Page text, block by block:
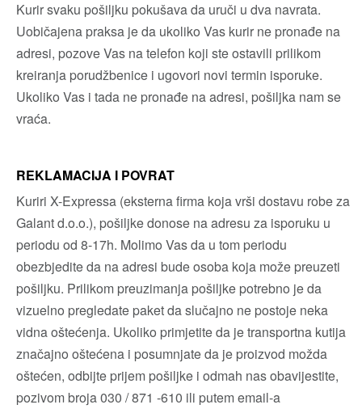
Kurir svaku pošiljku pokušava da uruči u dva navrata.
Uobičajena praksa je da ukoliko Vas kurir ne pronađe na
adresi, pozove Vas na telefon koji ste ostavili prilikom
kreiranja porudžbenice i ugovori novi termin isporuke.
Ukoliko Vas i tada ne pronađe na adresi, pošiljka nam se
vraća.
REKLAMACIJA I POVRAT
Kuriri X-Expressa (eksterna firma koja vrši dostavu robe za
Galant d.o.o.), pošiljke donose na adresu za isporuku u
periodu od 8-17h. Molimo Vas da u tom periodu
obezbjedite da na adresi bude osoba koja može preuzeti
pošiljku. Prilikom preuzimanja pošiljke potrebno je da
vizuelno pregledate paket da slučajno ne postoje neka
vidna oštećenja. Ukoliko primjetite da je transportna kutija
značajno oštećena i posumnjate da je proizvod možda
oštećen, odbijte prijem pošiljke i odmah nas obavijestite,
pozivom broja 030 / 871 -610 ili putem email-a